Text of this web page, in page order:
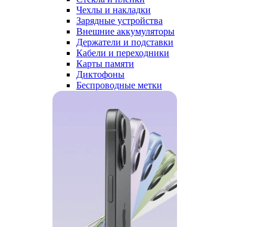
Чехлы и накладки
Зарядные устройства
Внешние аккумуляторы
Держатели и подставки
Кабели и переходники
Карты памяти
Диктофоны
Беспроводные метки